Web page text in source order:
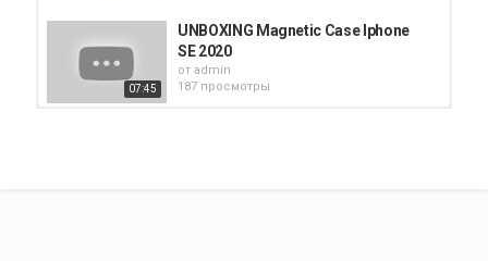
07:45
UNBOXING Magnetic Case Iphone
SE 2020
от admin
187 просмотры